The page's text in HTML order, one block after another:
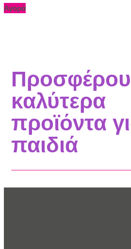
Αγορά
καλύτερα
προϊόντα
παιδιά